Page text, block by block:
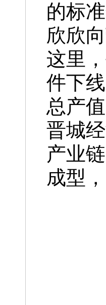
的标
欣欣
这里
件下
总产
晋城
产业
成型